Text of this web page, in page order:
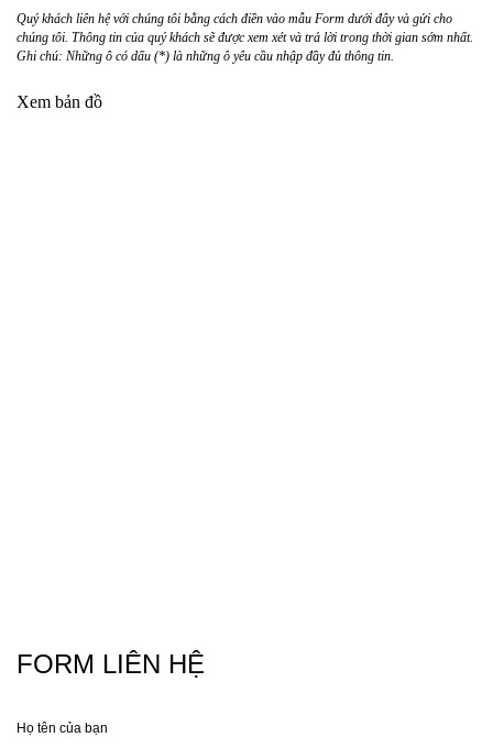
Quý khách liên hệ với chúng tôi bằng cách điền vào mẫu Form dưới đây và gửi cho
chúng tôi. Thông tin của quý khách sẽ được xem xét và trả lời trong thời gian sớm nhất.
Ghi chú: Những ô có dấu (*) là những ô yêu cầu nhập đầy đủ thông tin.
Xem bản đồ
FORM LIÊN HỆ
Họ tên của bạn